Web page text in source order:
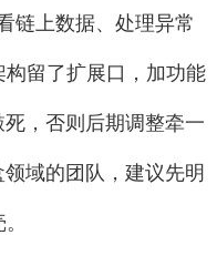
链上数据、处理异常
留了扩展口，加功能
，否则后期调整牵一
域的团队，建议先明